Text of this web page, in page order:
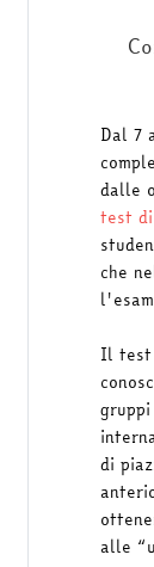
Dal 7
dalle
test
che
Il test
di
alle